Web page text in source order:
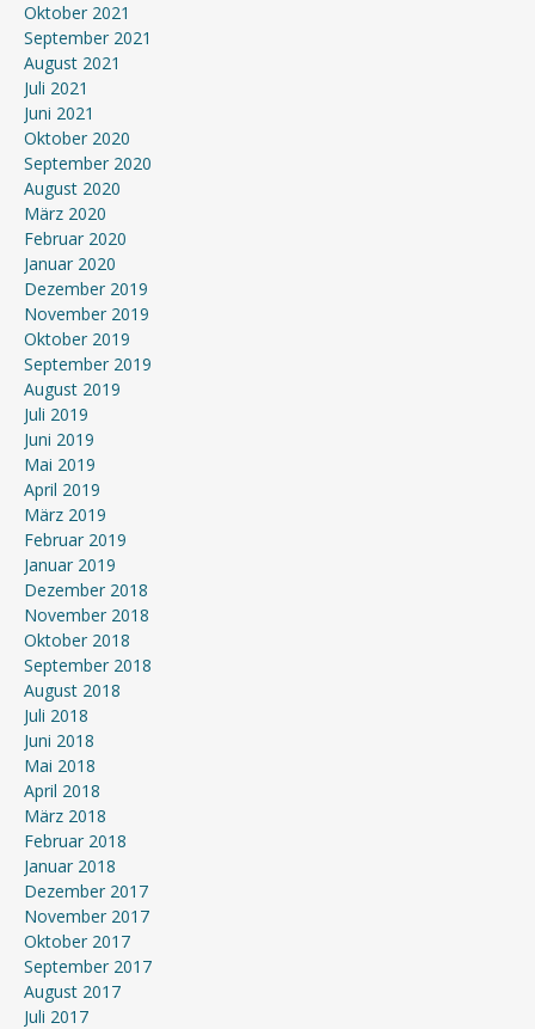
Oktober 2021
September 2021
August 2021
Juli 2021
Juni 2021
Oktober 2020
September 2020
August 2020
März 2020
Februar 2020
Januar 2020
Dezember 2019
November 2019
Oktober 2019
September 2019
August 2019
Juli 2019
Juni 2019
Mai 2019
April 2019
März 2019
Februar 2019
Januar 2019
Dezember 2018
November 2018
Oktober 2018
September 2018
August 2018
Juli 2018
Juni 2018
Mai 2018
April 2018
März 2018
Februar 2018
Januar 2018
Dezember 2017
November 2017
Oktober 2017
September 2017
August 2017
Juli 2017